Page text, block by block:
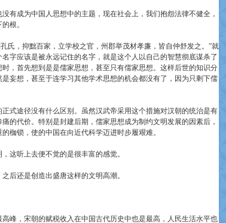
有成为中国人思想中的主题，现在社会上，我们抱怨法律不健全，
根。
氏，抑黜百家，立学校之官，州郡举茂材孝廉，皆自仲舒发之。”就
字应该是被永远记住的名字，就是这个人以自己的智慧彻底谋杀了
，首先想到是是儒家思想，甚至只有儒家思想。这样后世的知识分
妄想，甚至于连学习其他学术思想的机会都没有了，因为只剩下儒
式途径没有什么区别。虽然汉武帝采用这个措施对汉朝的统治是有
的代价。特别是封建后期，儒家思想成为制约文明发展的因素后，
枷锁，使的中国在向近代科学迈进时步履艰难。
这听上去便不觉的是很丰富的感觉。
后还是创造出盛唐这样的文明高潮。
峰，宋朝的赋税收入在中国古代历史中也是最高，人民生活水平也